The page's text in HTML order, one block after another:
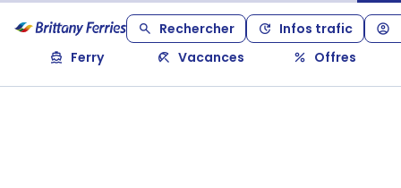
Rechercher
Infos trafic
Ferry
Vacances Offres